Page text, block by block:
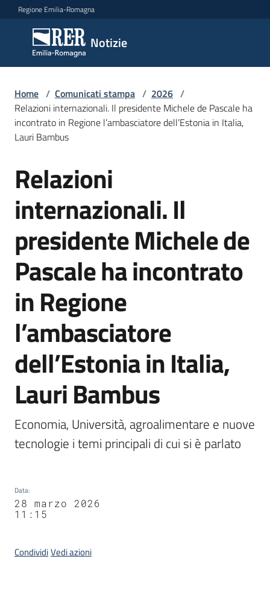
Vai al contenuto
Vai alla navigazione
Vai al footer
Regione Emilia-Romagna
Notizie
Notizie
Comunicati
stampa
Menu selezionato
Cerca
comunicato
Risorse
Agenzia
di
informazione
e
comunicazione
Seguici
su
Home / Comunicati stampa / 2026 /
Relazioni internazionali. Il presidente Michele de Pascale ha
incontrato in Regione l’ambasciatore dell’Estonia in Italia,
Lauri Bambus
Salta al contenuto
Relazioni
internazionali. Il
presidente Michele de
Pascale ha incontrato
in Regione
l’ambasciatore
dell’Estonia in Italia,
Lauri Bambus
Economia, Università, agroalimentare e nuove
tecnologie i temi principali di cui si è parlato
Data:
28 marzo 2026
11:15
CondividiVedi azioni